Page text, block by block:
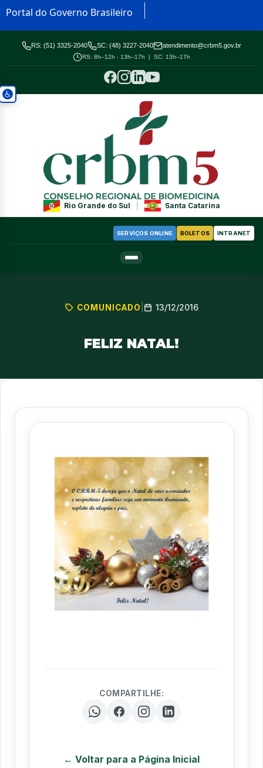
Portal do Governo Brasileiro
RS: (51) 3325-2040 SC: (48) 3227-2040 atendimento@crbm5.gov.br
RS: 8h–12h - 13h–17h | SC: 13h–17h
Rio Grande do Sul Santa Catarina
SERVIÇOS ONLINE BOLETOS INTRANET
COMUNICADO 13/12/2016
FELIZ NATAL!
COMPARTILHE:
← Voltar para a Página Inicial